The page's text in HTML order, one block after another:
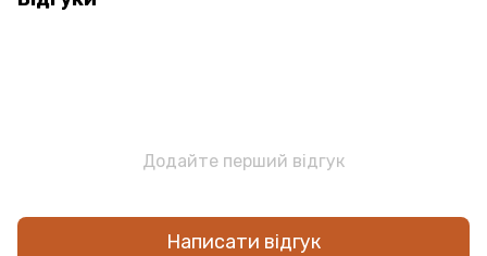
Додайте перший відгук
Написати відгук